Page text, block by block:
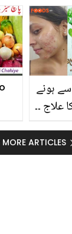
کے
کی وہ
میں
ہے
ہونے
علاج ۔۔
ماہرین کے باتئے ہوئے 4
ARTICLES